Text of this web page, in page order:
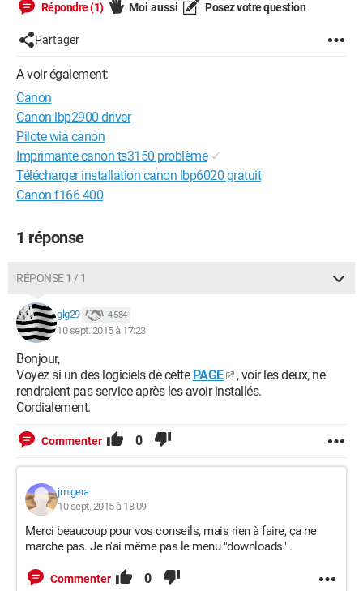
Répondre (1) Moi aussi Posez votre question
Partager
A voir également:
Canon
Canon lbp2900 driver
Pilote wia canon
Imprimante canon ts3150 problème ✓
Télécharger installation canon lbp6020 gratuit
Canon f166 400
1 réponse
RÉPONSE 1 / 1
glg29 4 584
10 sept. 2015 à 17:23
Bonjour,
Voyez si un des logiciels de cette PAGE
, voir les deux, ne
rendraient pas service après les avoir installés.
Cordialement.
Commenter 0
jm.gera
10 sept. 2015 à 18:09
Merci beaucoup pour vos conseils, mais rien à faire, ça ne
marche pas. Je n'ai même pas le menu "downloads" .
Commenter 0